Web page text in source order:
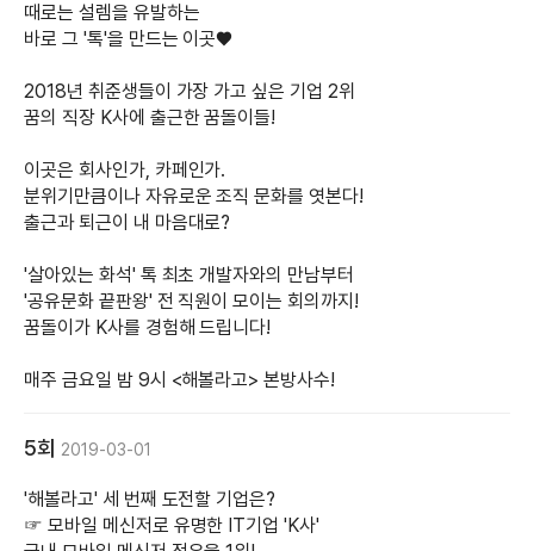
때로는 설렘을 유발하는
바로 그 '톡'을 만드는 이곳♥
2018년 취준생들이 가장 가고 싶은 기업 2위
꿈의 직장 K사에 출근한 꿈돌이들!
이곳은 회사인가, 카페인가.
분위기만큼이나 자유로운 조직 문화를 엿본다!
출근과 퇴근이 내 마음대로?
'살아있는 화석' 톡 최초 개발자와의 만남부터
'공유문화 끝판왕' 전 직원이 모이는 회의까지!
꿈돌이가 K사를 경험해 드립니다!
매주 금요일 밤 9시 <해볼라고> 본방사수!
5회 2019-03-01
'해볼라고' 세 번째 도전할 기업은?
☞ 모바일 메신저로 유명한 IT기업 'K사'